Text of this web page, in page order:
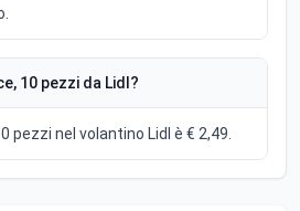
10 pezzi da Lidl?
pezzi nel volantino Lidl è € 2,49.